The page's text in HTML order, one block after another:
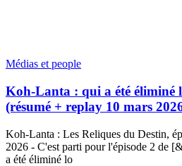
Médias et people
Koh-Lanta : qui a été éliminé
(résumé + replay 10 mars
Koh-Lanta : Les Reliques du Destin,
2026 - C'est parti pour l'épisode 2 de
a été éliminé lo